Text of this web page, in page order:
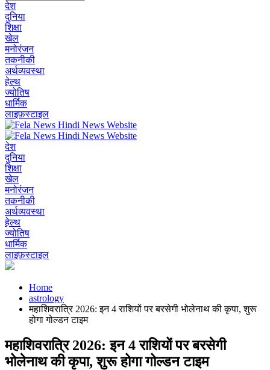
देश
दुनिया
शिक्षा
खेल
मनोरंजन
तकनीकी
अर्थव्यवस्था
हेल्थ
ज्योतिष
धार्मिक
लाइफ़स्टाइल
देश
दुनिया
शिक्षा
खेल
मनोरंजन
तकनीकी
अर्थव्यवस्था
हेल्थ
ज्योतिष
धार्मिक
लाइफ़स्टाइल
Home
astrology
महाशिवरात्रि 2026: इन 4 राशियों पर बरसेगी भोलेनाथ की कृपा, शुरू
होगा गोल्डन टाइम
महाशिवरात्रि 2026: इन 4 राशियों पर बरसेगी
भोलेनाथ की कृपा, शुरू होगा गोल्डन टाइम